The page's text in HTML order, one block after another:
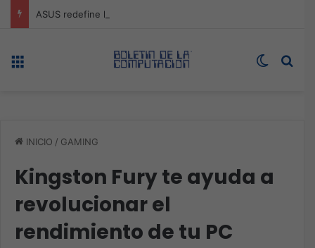
Switch
INICIO / GAMING
Kingston Fury te ayuda a
revolucionar el
rendimiento de tu PC